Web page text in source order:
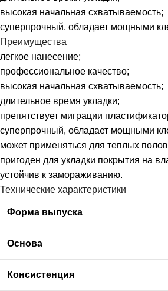
высокая начальная схватываемость;
суперпрочный, обладает мощными
Преимущества
легкое нанесение;
профессиональное качество;
высокая начальная схватываемость;
длительное время укладки;
препятствует миграции
суперпрочный, обладает мощными
может применяться для теплых
пригоден для укладки покрытия на
устойчив к замораживанию.
Технические характеристики
Форма выпуска
Основа
Консистенция